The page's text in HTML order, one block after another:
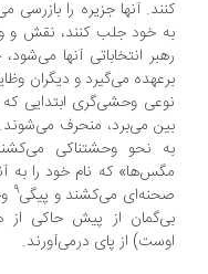
آنها جزیره را بازرسی
خود جلب کنند، نقش و
انتخاباتی آنها می‌شود، جک
می‌گیرد و دیگران وظایف
وحشی‌گری ابتدایی که به
می‌برد، منحرف می‌شوند.
نحو وحشتناکی می‌کشند
که نام خود را به آنها
می‌کشند و پیگی 9وجدان
از پیش حاکی از همان
از پای درمی‌آورند.